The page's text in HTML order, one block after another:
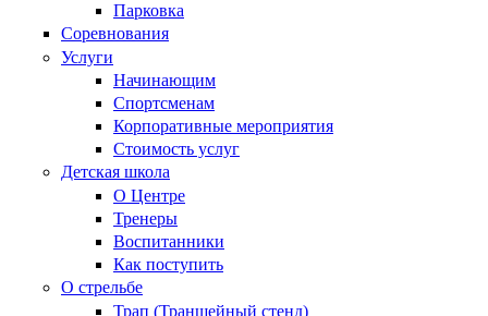
Парковка
Соревнования
Услуги
Начинающим
Спортсменам
Корпоративные мероприятия
Стоимость услуг
Детская школа
О Центре
Тренеры
Воспитанники
Как поступить
О стрельбе
Трап (Траншейный стенд)